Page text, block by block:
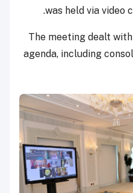
was held via video
The meeting dealt
agenda, including